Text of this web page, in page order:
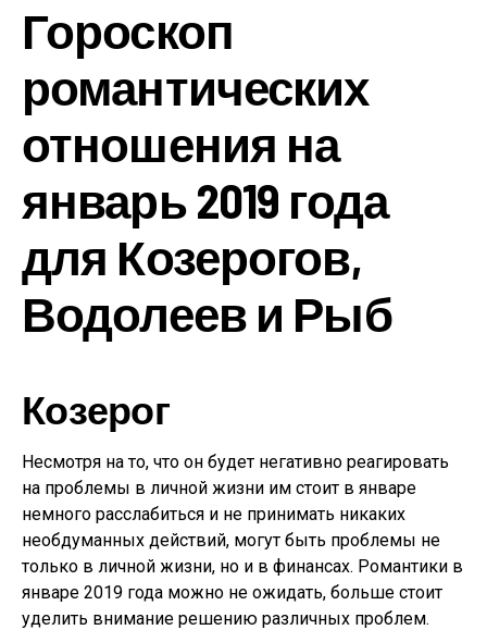
Гороскоп
романтических
отношения на
январь 2019 года
для Козерогов,
Водолеев и Рыб
Козерог
Несмотря на то, что он будет негативно реагировать
на проблемы в личной жизни им стоит в январе
немного расслабиться и не принимать никаких
необдуманных действий, могут быть проблемы не
только в личной жизни, но и в финансах. Романтики в
январе 2019 года можно не ожидать, больше стоит
уделить внимание решению различных проблем.